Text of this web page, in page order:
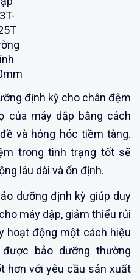
định kỳ cho chân đệm
của máy dập bằng cách
và hỏng hóc tiềm tàng.
trong tình trạng tốt sẽ
lâu dài và ổn định.
dưỡng định kỳ giúp duy
máy dập, giảm thiểu rủi
hoạt động một cách hiệu
bảo dưỡng thường
hơn với yêu cầu sản xuất